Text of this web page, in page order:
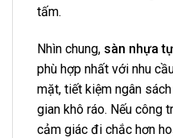
tấm.
Nhìn chung, sàn nhựa
phù hợp nhất với nhu
mặt, tiết kiệm ngân
gian khô ráo. Nếu công
cảm giác đi chắc hơn